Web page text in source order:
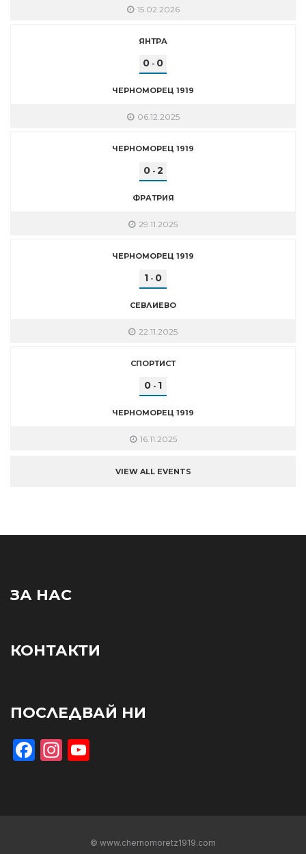
15.02.2026
ЯНТРА
0 - 0
ЧЕРНОМОРЕЦ 1919
06.12.2025
ЧЕРНОМОРЕЦ 1919
0- 2
ФРАТРИЯ
29.11.2025
ЧЕРНОМОРЕЦ 1919
1 - 0
СЕВЛИЕВО
22.11.2025
СПОРТИСТ
0 - 1
ЧЕРНОМОРЕЦ 1919
16.11.2025
VIEW ALL EVENTS
ЗА НАС
КОНТАКТИ
ПОСЛЕДВАЙ НИ
Facebook
Instagram
© www.chernomoretz1919.com